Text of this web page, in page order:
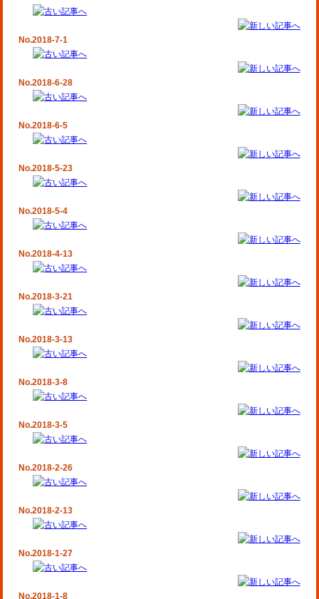
No.2018-7-1
No.2018-6-28
No.2018-6-5
No.2018-5-23
No.2018-5-4
No.2018-4-13
No.2018-3-21
No.2018-3-13
No.2018-3-8
No.2018-3-5
No.2018-2-26
No.2018-2-13
No.2018-1-27
No.2018-1-8